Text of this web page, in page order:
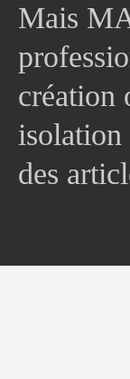
Mais
création
isolation
des